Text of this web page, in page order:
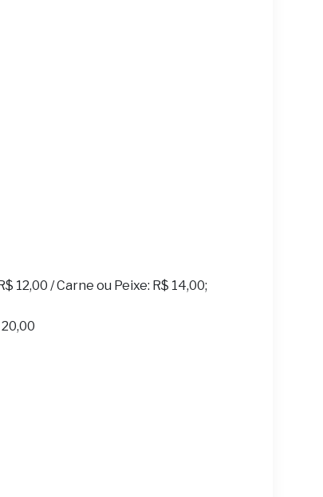
12,00 / Carne ou Peixe: R$ 14,00;